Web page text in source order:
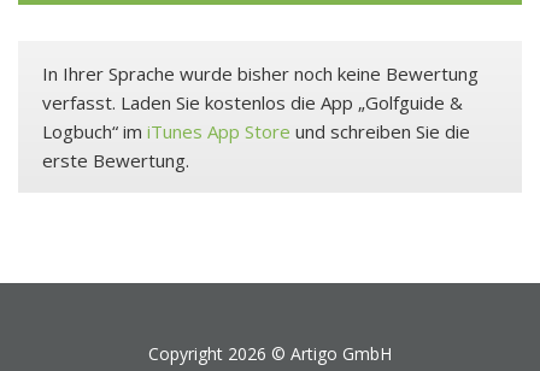
In Ihrer Sprache wurde bisher noch keine Bewertung
verfasst. Laden Sie kostenlos die App „Golfguide &
Logbuch“ im iTunes App Store und schreiben Sie die
erste Bewertung.
Copyright 2026 © Artigo GmbH